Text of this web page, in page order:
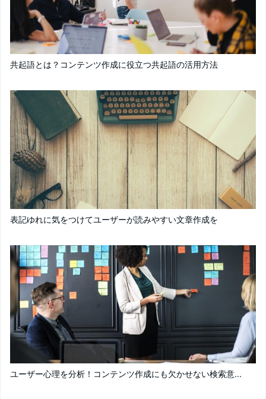
共起語とは？コンテンツ作成に役立つ共起語の活用方法
表記ゆれに気をつけてユーザーが読みやすい文章作成を
ユーザー心理を分析！コンテンツ作成にも欠かせない検索意...